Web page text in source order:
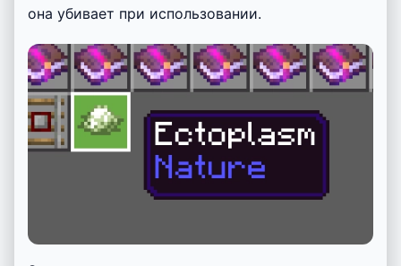
она убивает при использовании.